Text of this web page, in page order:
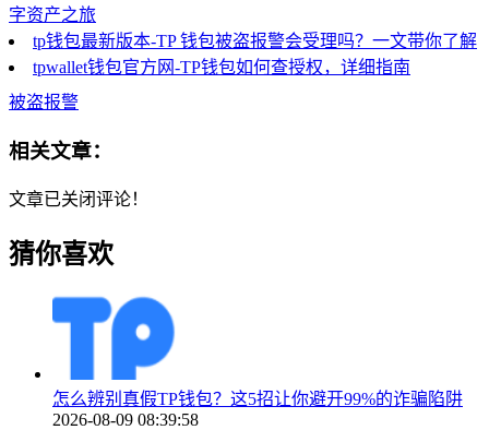
字资产之旅
tp钱包最新版本-TP 钱包被盗报警会受理吗？一文带你了解
tpwallet钱包官方网-TP钱包如何查授权，详细指南
被盗报警
相关文章：
文章已关闭评论！
猜你喜欢
怎么辨别真假TP钱包？这5招让你避开99%的诈骗陷阱
2026-08-09 08:39:58